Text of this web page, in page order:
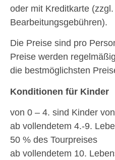
oder mit Kreditkarte
Bearbeitungsgebühren).
Die Preise sind pro
Preise werden
die bestmöglichsten
Konditionen für Kinder
von 0 – 4. sind Kinder
ab vollendetem 4.-9.
50 % des Tourpreises
ab vollendetem 10.